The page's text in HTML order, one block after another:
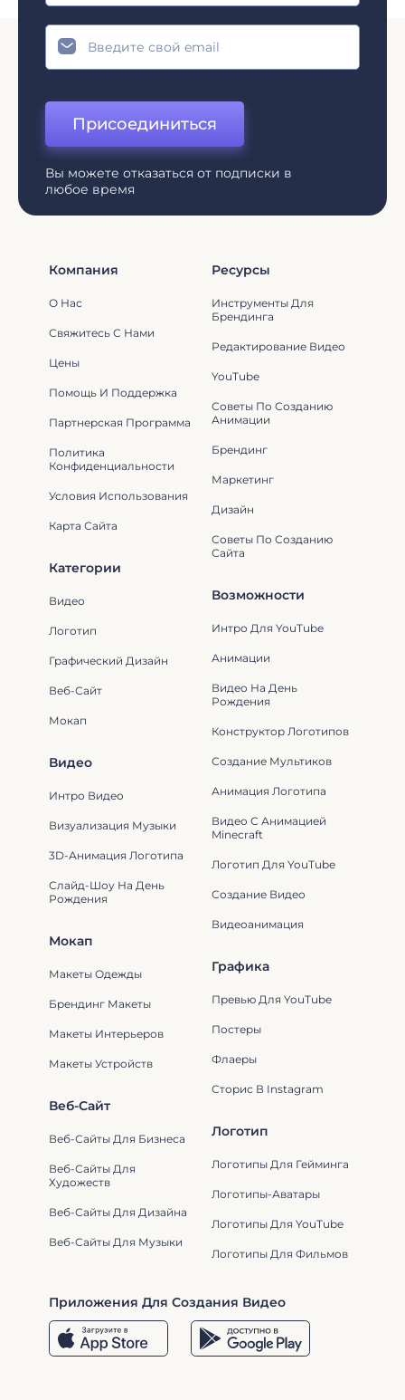
Присоединиться
Вы можете отказаться от подписки в
любое время
Компания
О Нас
Свяжитесь С Нами
Цены
Помощь И Поддержка
Партнерская Программа
Политика
Конфиденциальности
Условия Использования
Карта Сайта
Мокап
Макеты Одежды
Брендинг Макеты
Макеты Интерьеров
Макеты Устройств
Ресурсы
Инструменты Для
Брендинга
Редактирование Видео
YouTube
Советы По Созданию
Анимации
Брендинг
Маркетинг
Дизайн
Советы По Созданию
Сайта
Графика
Превью Для YouTube
Постеры
Флаеры
Сторис В Instagram
Категории
Видео
Логотип
Графический Дизайн
Веб-Сайт
Мокап
Логотип
Логотипы Для Гейминга
Логотипы-Аватары
Логотипы Для YouTube
Логотипы Для Фильмов
Возможности
Интро Для YouTube
Анимации
Видео На День
Рождения
Конструктор Логотипов
Создание Мультиков
Анимация Логотипа
Видео С Анимацией
Minecraft
Логотип Для YouTube
Создание Видео
Видеоанимация
Приложения Для Создания Видео
Видео
Интро Видео
Визуализация Музыки
3D-Анимация Логотипа
Слайд-Шоу На День
Рождения
Веб-Сайт
Веб-Сайты Для Бизнеса
Веб-Сайты Для
Художеств
Веб-Сайты Для Дизайна
Веб-Сайты Для Музыки